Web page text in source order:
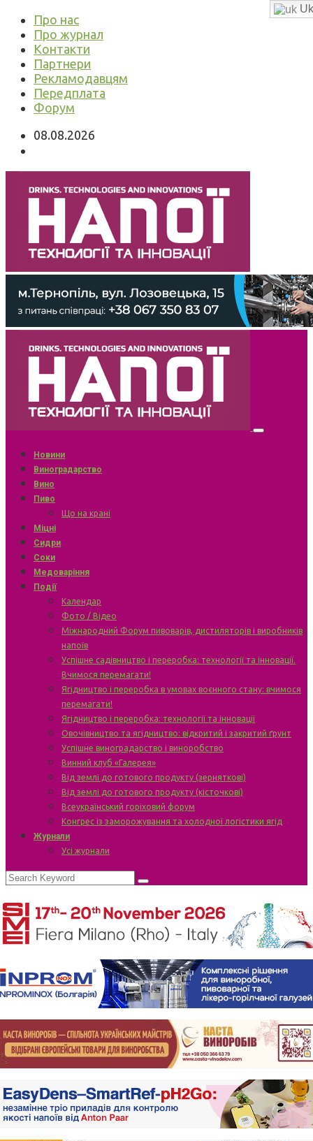
Про нас
Про журнал
Контакти
Партнери
Рекламодавцям
Передплата
Форум
08.08.2026
Новини
Виноградарство
Вино
Пиво
Що на крані
Міцні
Сидри
Соки
Медоваріння
Події
Календар
Фото / Відео
Міжнародний Форум пивоварів, дистиляторів і виробників
напоїв
Успішне садівництво і переробка: технології та інновації.
Вчимося перемагати!
Ягідництво і переробка в умовах воєнного стану: вчимося
перемагати!
Ягідництво і переробка: технології та інновації
Овочівництво та ягідництво: відкритий і закритий ґрунт
Успішне виноградарство і виноробство
Винний клуб «Галерея»
Від землі до готового продукту (зерняткові)
Від землі до готового продукту (кісточкові)
Всеукраїнський горіховий форум
Конгрес із заморожування та холодної логістики ягід
Журнали
Усі журнали